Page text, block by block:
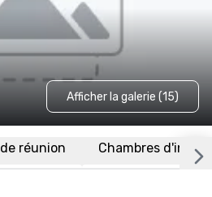
Afficher la galerie (15)
réunion Chambres